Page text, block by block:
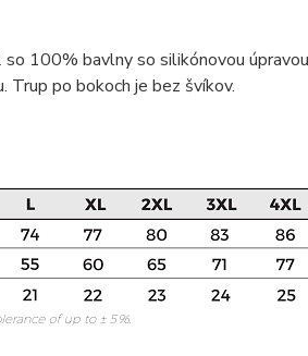
100% bavlny so silikónovou
Trup po bokoch je bez švíkov.